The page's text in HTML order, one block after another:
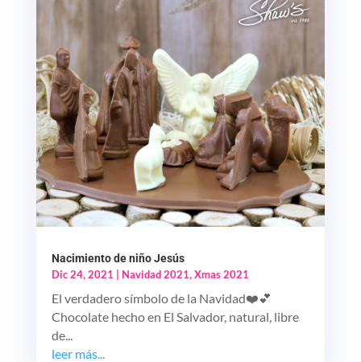
Nacimiento de niño Jesús
Dic 24, 2021 | Navidad 2021,Xmas 2021
El verdadero símbolo de la Navidad❤️💕
Chocolate hecho en El Salvador, natural, libre
de...
leer más...